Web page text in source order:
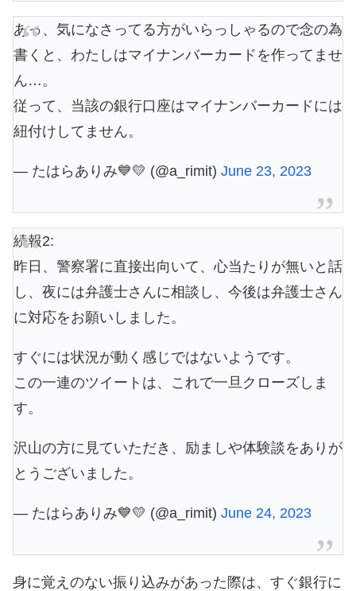
あっ、気になさってる方がいらっしゃるので念の為
書くと、わたしはマイナンバーカードを作ってませ
ん…。
従って、当該の銀行口座はマイナンバーカードには
紐付けしてません。
— たはらありみ💙💛 (@a_rimit) June 23, 2023
続報2:
昨日、警察署に直接出向いて、心当たりが無いと話
し、夜には弁護士さんに相談し、今後は弁護士さん
に対応をお願いしました。
すぐには状況が動く感じではないようです。
この一連のツイートは、これで一旦クローズしま
す。
沢山の方に見ていただき、励ましや体験談をありが
とうございました。
— たはらありみ💙💛 (@a_rimit) June 24, 2023
身に覚えのない振り込みがあった際は、すぐ銀行に